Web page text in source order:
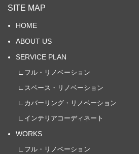
SITE MAP
HOME
ABOUT US
SERVICE PLAN
∟フル・リノベーション
∟スペース・リノベーション
∟カバーリング・リノベーション
∟インテリアコーディネート
WORKS
∟フル・リノベーション